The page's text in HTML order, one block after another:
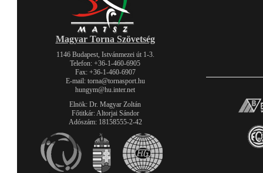
Magyar Torna Szövetség
1146 Budapest, Istvánmezei út 1-3.
Telefon: +36-1-460-6905
Fax: +36-1-460-6907
E-mail: torna@tornasport.hu
hungym@hu.inter.net
Elnök: Dr. Magyar Zoltán
Főtitkár: Altorjai Sándor
Adószám: 18158555-2-42